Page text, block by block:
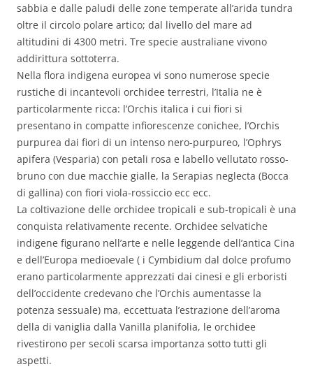
sabbia e dalle paludi delle zone temperate all’arida tundra
oltre il circolo polare artico; dal livello del mare ad
altitudini di 4300 metri. Tre specie australiane vivono
addirittura sottoterra.
Nella flora indigena europea vi sono numerose specie
rustiche di incantevoli orchidee terrestri, l’Italia ne è
particolarmente ricca: l’Orchis italica i cui fiori si
presentano in compatte infiorescenze conichee, l’Orchis
purpurea dai fiori di un intenso nero-purpureo, l’Ophrys
apifera (Vesparia) con petali rosa e labello vellutato rosso-
bruno con due macchie gialle, la Serapias neglecta (Bocca
di gallina) con fiori viola-rossiccio ecc ecc.
La coltivazione delle orchidee tropicali e sub-tropicali è una
conquista relativamente recente. Orchidee selvatiche
indigene figurano nell’arte e nelle leggende dell’antica Cina
e dell’Europa medioevale ( i Cymbidium dal dolce profumo
erano particolarmente apprezzati dai cinesi e gli erboristi
dell’occidente credevano che l’Orchis aumentasse la
potenza sessuale) ma, eccettuata l’estrazione dell’aroma
della di vaniglia dalla Vanilla planifolia, le orchidee
rivestirono per secoli scarsa importanza sotto tutti gli
aspetti.